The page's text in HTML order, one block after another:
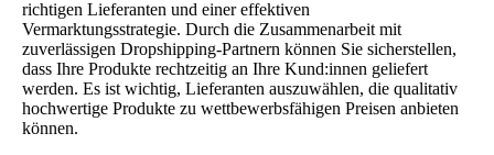
richtigen Lieferanten und einer effektiven
Vermarktungsstrategie. Durch die Zusammenarbeit mit
zuverlässigen Dropshipping-Partnern können Sie sicherstellen,
dass Ihre Produkte rechtzeitig an Ihre Kund:innen geliefert
werden. Es ist wichtig, Lieferanten auszuwählen, die qualitativ
hochwertige Produkte zu wettbewerbsfähigen Preisen anbieten
können.